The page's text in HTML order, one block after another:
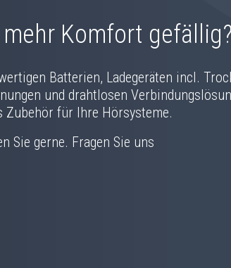
Komfort gefällig?
Batterien, Ladegeräten incl.
und drahtlosen
Zubehör für Ihre Hörsysteme.
Sie gerne. Fragen Sie uns